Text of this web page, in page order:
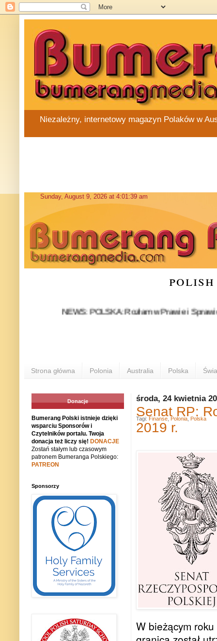
Niezależny, internetowy magazyn Polaków w
NEWS: POLSKA: Rozłam w Prawie i
Strona główna Polonia Australia Polska
środa, 24 kwietnia
Senat RP:
2019 r.
W bieżącym
Tagi: Finanse Polonia Polska
Donacje
Bumerang Polski istnieje dzięki
wsparciu Sponsorów i
Czytelników portalu. Twoja
donacja też liczy się! DONACJE
Zostań stałym lub czasowym
patronem Bumeranga Polskiego:
PATREON
Sponsorzy